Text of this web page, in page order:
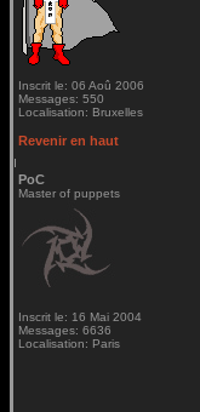
Inscrit le: 06 Aoû 2006
Messages: 550
Localisation: Bruxelles
Revenir en haut
PoC
Master of puppets
Inscrit le: 16 Mai 2004
Messages: 6636
Localisation: Paris